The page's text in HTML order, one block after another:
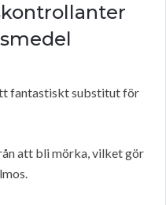
fantastiskt substitut för
att bli mörka, vilket gör